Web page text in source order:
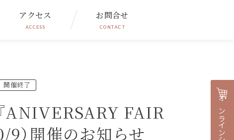
アクセス
ACCESS
お問合せ
CONTACT
開催終了
ANIVERSARY FAIR
9）開催のお知らせ